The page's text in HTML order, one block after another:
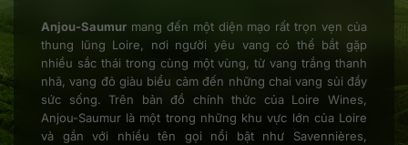
Anjou-Saumur mang đến một diện mạo rất trọn vẹn của
thung lũng Loire, nơi người yêu vang có thể bắt gặp
nhiều sắc thái trong cùng một vùng, từ vang trắng thanh
nhã, vang đỏ giàu biểu cảm đến những chai vang sủi đầy
sức sống. Trên bản đồ chính thức của Loire Wines,
Anjou-Saumur là một trong những khu vực lớn của Loire
và gắn với nhiều tên gọi nổi bật như Savennières,